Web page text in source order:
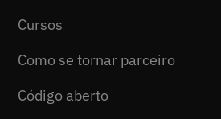
Cursos
Como se tornar parceiro
Código aberto